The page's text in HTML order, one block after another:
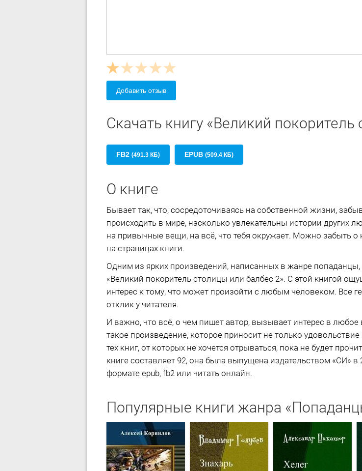
Добавить отзыв
Скачать книгу «Великий
FB2 (491.3 КБ) EPUB (509.4 КБ)
О книге
Бывает так, что, сосредоточиваясь на собственной жизни,
происходить в мире, насколько увлекательны истории других
на привычные вещи, на всё, что тебя окружает. Можно забыть о
на страницах книги.
Одним из ярких произведений, написанных в жанре попаданцы,
«Великий покоритель столицы или балбес 2». С этой книгой
интерес к тому, что может произойти с любым человеком. Все
отклик у читателя.
И важно, что всё, о чем пишет автор, вызывает интерес в
такое произведение, которое приносит не только
тех книг, от которых не хочется отрываться, пока не будет
книге составляет 92, она была выпущена издательством «СИ» в
формате epub, fb2 или читать онлайн.
Популярные книги жанра